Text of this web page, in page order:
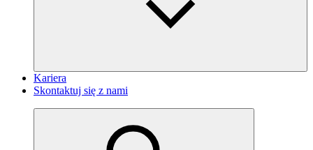
Kariera
Skontaktuj się z nami